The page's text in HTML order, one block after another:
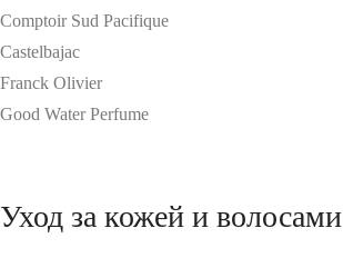
Comptoir Sud Pacifique
Castelbajac
Franck Olivier
Good Water Perfume
Уход за кожей и волосами